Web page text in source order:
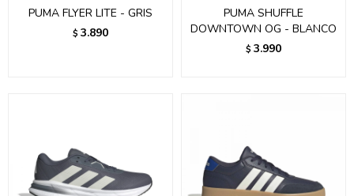
PUMA FLYER LITE - GRIS
$ 3.890
PUMA SHUFFLE
DOWNTOWN OG - BLANCO
$ 3.990